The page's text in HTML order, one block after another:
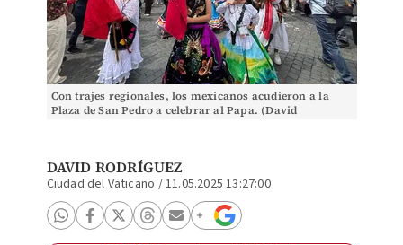
Con trajes regionales, los mexicanos acudieron a la
Plaza de San Pedro a celebrar al Papa. (David
DAVID RODRÍGUEZ
Ciudad del Vaticano /11.05.2025 13:27:00